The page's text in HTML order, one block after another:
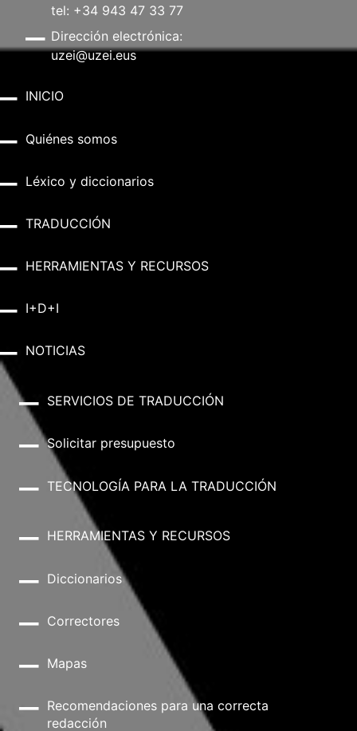
tel: +34 943 47 33 77
Dirección electrónica:
uzei@uzei.eus
INICIO
Quiénes somos
Léxico y diccionarios
TRADUCCIÓN
HERRAMIENTAS Y RECURSOS
I+D+I
NOTICIAS
SERVICIOS DE TRADUCCIÓN
Solicitar presupuesto
TECNOLOGÍA PARA LA TRADUCCIÓN
HERRAMIENTAS Y RECURSOS
Diccionarios
Correctores
Mapas
Recomendaciones para una correcta
redacción